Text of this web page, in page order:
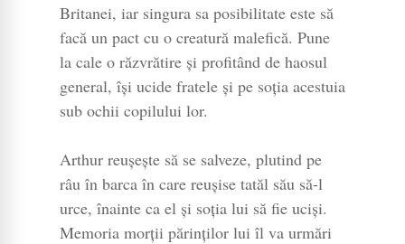
Britanei, iar singura sa posibilitate este să
facă un pact cu o creatură malefică. Pune
la cale o răzvrătire și profitând de haosul
general, își ucide fratele și pe soția acestuia
sub ochii copilului lor.
Arthur reușește să se salveze, plutind pe
râu în barca în care reușise tatăl său să-l
urce, înainte ca el și soția lui să fie uciși.
Memoria morții părinților lui îl va urmări